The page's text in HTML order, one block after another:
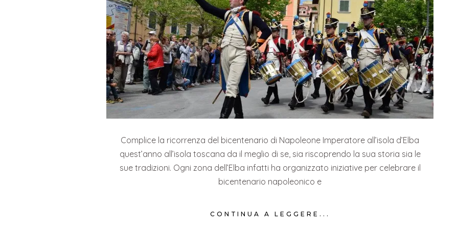
Complice la ricorrenza del bicentenario di Napoleone Imperatore all’isola d’Elba
quest’anno all’isola toscana da il meglio di se, sia riscoprendo la sua storia sia le
sue tradizioni. Ogni zona dell’Elba infatti ha organizzato iniziative per celebrare il
bicentenario napoleonico e
CONTINUA A LEGGERE...